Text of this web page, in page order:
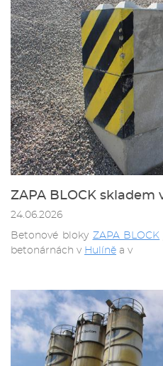
ZAPA BLOCK skladem
24.06.2026
Betonové bloky ZAPA BLOCK
betonárnách v Hulíně a v